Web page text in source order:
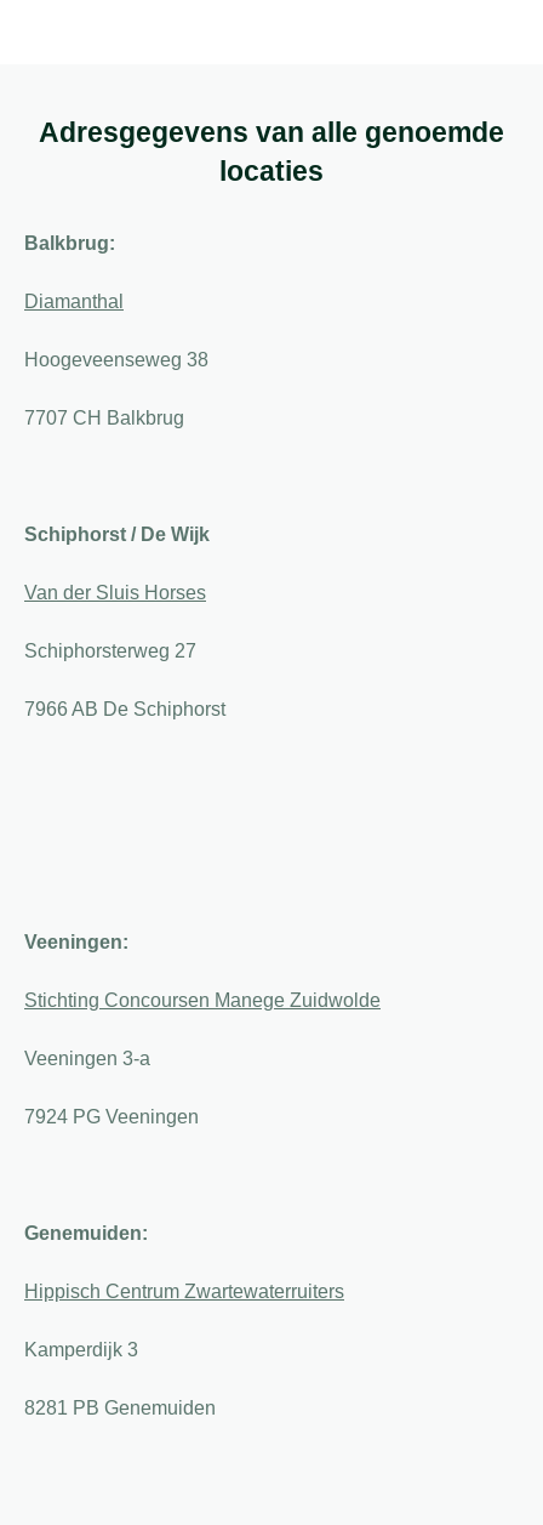
Adresgegevens van alle genoemde
locaties
Balkbrug:
Diamanthal
Hoogeveenseweg 38
7707 CH Balkbrug
Schiphorst / De Wijk
Van der Sluis Horses
Schiphorsterweg 27
7966 AB De Schiphorst
Veeningen:
Stichting Concoursen Manege Zuidwolde
Veeningen 3-a
7924 PG Veeningen
Genemuiden:
Hippisch Centrum Zwartewaterruiters
Kamperdijk 3
8281 PB Genemuiden